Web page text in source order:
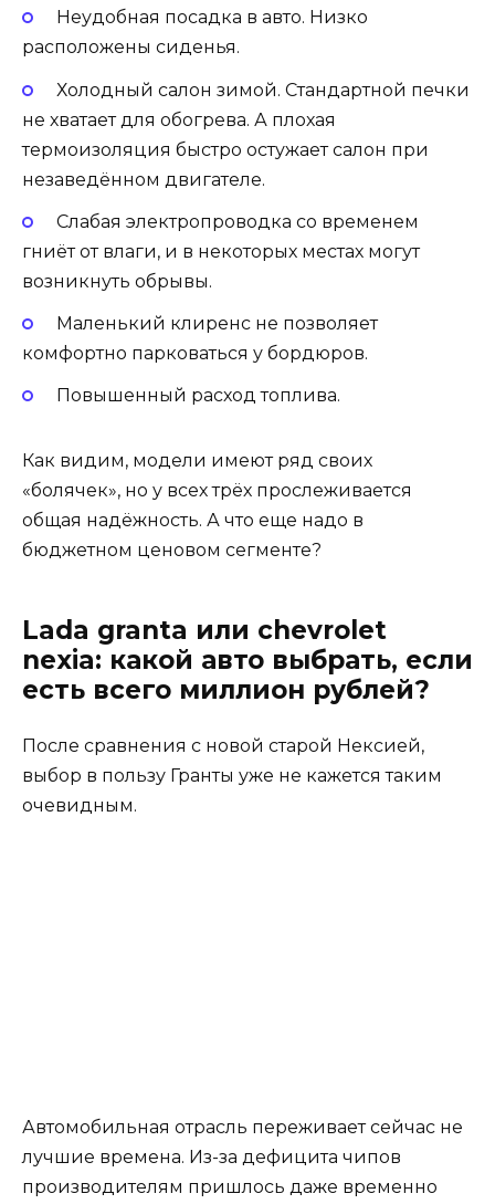
Неудобная посадка в авто. Низко
расположены сиденья.
Холодный салон зимой. Стандартной печки
не хватает для обогрева. А плохая
термоизоляция быстро остужает салон при
незаведённом двигателе.
Слабая электропроводка со временем
гниёт от влаги, и в некоторых местах могут
возникнуть обрывы.
Маленький клиренс не позволяет
комфортно парковаться у бордюров.
Повышенный расход топлива.
Как видим, модели имеют ряд своих
«болячек», но у всех трёх прослеживается
общая надёжность. А что еще надо в
бюджетном ценовом сегменте?
Lada granta или chevrolet
nexia: какой авто выбрать, если
есть всего миллион рублей?
После сравнения с новой старой Нексией,
выбор в пользу Гранты уже не кажется таким
очевидным.
Автомобильная отрасль переживает сейчас не
лучшие времена. Из-за дефицита чипов
производителям пришлось даже временно